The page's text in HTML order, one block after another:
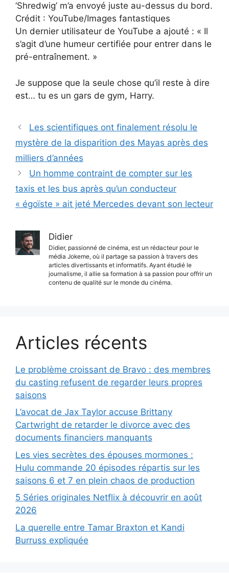
‘Shredwig’ m’a envoyé juste au-dessus du bord.
Crédit : YouTube/Images fantastiques
Un dernier utilisateur de YouTube a ajouté : « Il
s’agit d’une humeur certifiée pour entrer dans le
pré-entraînement. »
Je suppose que la seule chose qu’il reste à dire
est… tu es un gars de gym, Harry.
Les scientifiques ont finalement résolu le
mystère de la disparition des Mayas après des
milliers d’années
Un homme contraint de compter sur les
taxis et les bus après qu’un conducteur
« égoïste » ait jeté Mercedes devant son lecteur
Didier
Didier, passionné de cinéma, est un rédacteur pour le
média Jokeme, où il partage sa passion à travers des
articles divertissants et informatifs. Ayant étudié le
journalisme, il allie sa formation à sa passion pour offrir un
contenu de qualité sur le monde du cinéma.
Articles récents
Le problème croissant de Bravo : des membres
du casting refusent de regarder leurs propres
saisons
L’avocat de Jax Taylor accuse Brittany
Cartwright de retarder le divorce avec des
documents financiers manquants
Les vies secrètes des épouses mormones :
Hulu commande 20 épisodes répartis sur les
saisons 6 et 7 en plein chaos de production
5 Séries originales Netflix à découvrir en août
2026
La querelle entre Tamar Braxton et Kandi
Burruss expliquée